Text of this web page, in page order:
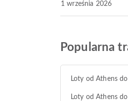
1 września 2026
Popularna
Loty od Athens
Loty od Athens